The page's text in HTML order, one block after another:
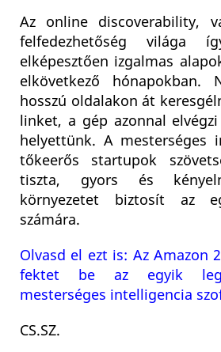
Az online discoverability,
felfedezhetőség világa
elképesztően izgalmas
elkövetkező
hosszú oldalakon át
linket, a gép azonnal
helyettünk. A mesterséges
tőkeerős startupok
tiszta, gyors és
környezetet biztosít az
számára.
Olvasd el ezt is: Az Amazon
fektet be az egyik
mesterséges intelligencia
CS.SZ.